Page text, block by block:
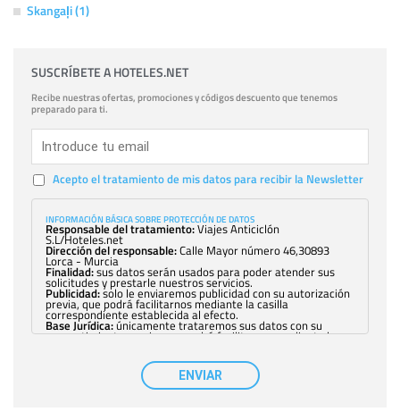
Skangaļi (1)
SUSCRÍBETE A HOTELES.NET
Recibe nuestras ofertas, promociones y códigos descuento que tenemos
preparado para ti.
Acepto el tratamiento de mis datos para recibir la Newsletter
INFORMACIÓN BÁSICA SOBRE PROTECCIÓN DE DATOS
Responsable del tratamiento:Viajes Anticiclón
S.L/Hoteles.net
Dirección del responsable:Calle Mayor número 46,30893
Lorca - Murcia
Finalidad:sus datos serán usados para poder atender sus
solicitudes y prestarle nuestros servicios.
Publicidad:solo le enviaremos publicidad con su autorización
previa, que podrá facilitarnos mediante la casilla
correspondiente establecida al efecto.
Base Jurídica:únicamente trataremos sus datos con su
consentimiento previo, que podrá facilitarnos mediante la
con carácter general, sólo el personal de
nuestra entidad que esté debidamente autorizado podrá
tener conocimiento de la información que le pedimos. No se
comunicarán datos a terceros.
ENVIAR